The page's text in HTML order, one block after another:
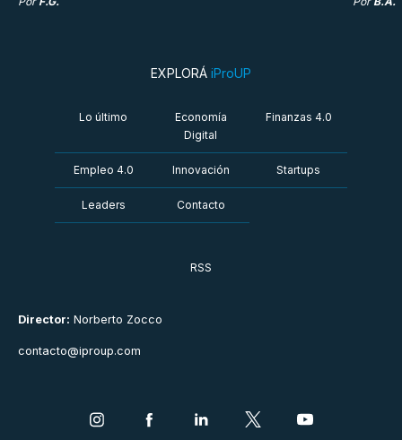
Director: Norberto Zocco
contacto@iproup.com
EXPLORÁ iProUP
Lo último
Economía
Digital
Finanzas 4.0
Empleo 4.0 Innovación Startups
Leaders Contacto
RSS